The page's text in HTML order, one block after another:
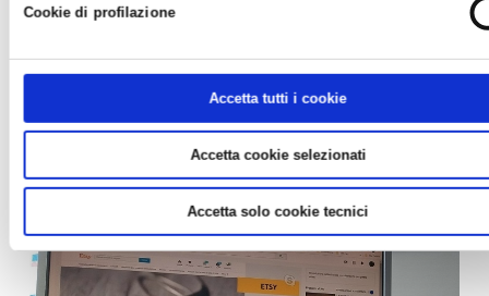
Cookie di profilazione
Accetta tutti i cookie
Accetta cookie selezionati
Accetta solo cookie tecnici
Dopo una pausa di alcuni mesi dovuta alla pandemia, che
un numero completamente dedicato, fin dalla copertina,